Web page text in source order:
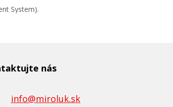
System).
nás
info@miroluk.sk